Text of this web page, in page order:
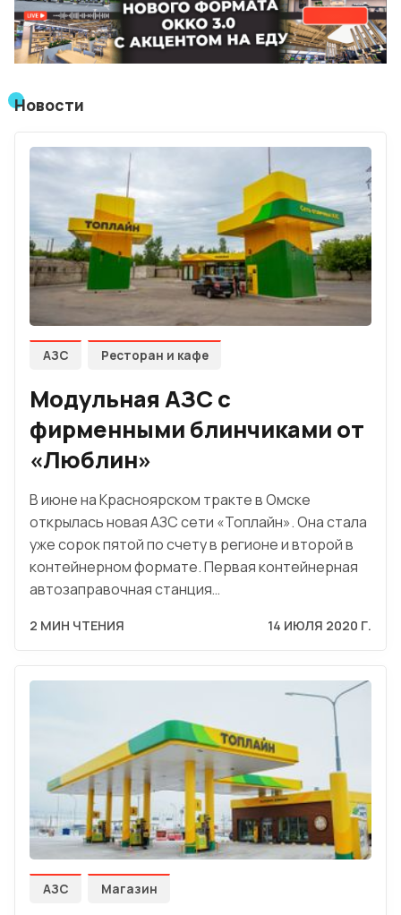
Лучшие АЗС мира
Мнения
Подписка
Условия использования материалов
Политика конфиденциальности и cookie
Новости
АЗС Ресторан и кафе
Модульная АЗС с
фирменными блинчиками от
«Люблин»
В июне на Красноярском тракте в Омске
открылась новая АЗС сети «Топлайн». Она стала
уже сорок пятой по счету в регионе и второй в
контейнерном формате. Первая контейнерная
автозаправочная станция…
2 МИН ЧТЕНИЯ 14 ИЮЛЯ 2020 Г.
АЗС Магазин